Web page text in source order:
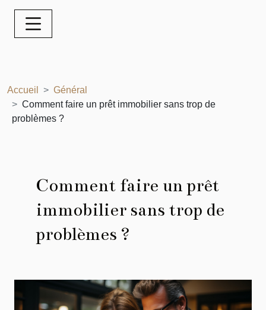
Accueil
Général
Comment faire un prêt immobilier sans trop de
problèmes ?
Comment faire un prêt
immobilier sans trop de
problèmes ?